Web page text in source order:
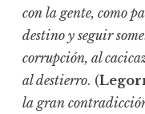
con la gente, como
destino y seguir
corrupción, al
al destierro. (
la gran